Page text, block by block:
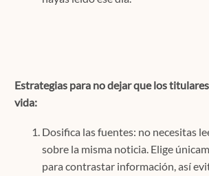
Estrategias para no dejar que los
vida:
Dosifica las fuentes: no necesitas
sobre la misma noticia. Elige
para contrastar información, así